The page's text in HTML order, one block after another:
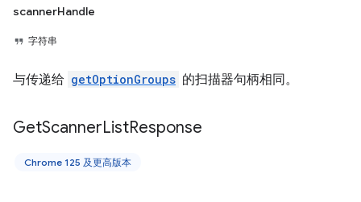
scannerHandle
字符串
与传递给 getOptionGroups 的扫描器句柄相同。
GetScannerListResponse
Chrome 125 及更高版本